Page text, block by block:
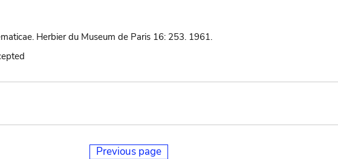
Herbier du Museum de Paris 16: 253. 1961.
Previous page